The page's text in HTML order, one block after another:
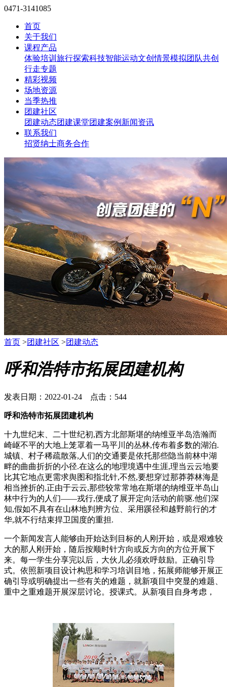
0471-3141085
首页
关于我们
课程产品
体验培训 旅行探索科技智能运动文创情景模拟团队共创
行走专题
精彩视频
场地资源
当季热推
团建社区
团建动态团建课堂团建案例 新闻资讯
联系我们
招贤纳士商务合作
首页 >团建社区 >团建动态
呼和浩特市拓展团建机构
发表日期：2022-01-24 点击：544
呼和浩特市拓展团建机构
十九世纪末、二十世纪初,西方北部斯堪的纳维亚半岛浩瀚而
崎岖不平的大地上笼罩着一马平川的丛林,传布着多数的湖泊.
城镇、村子稀疏散落,人们的交通要是依托那些隐当前林中湖
畔的曲曲折折的小径.在这么的地理境遇中生涯,理当云云地要
比其它地点更需求舆图和指北针,不然,要想穿过那莽莽林海是
相当挫折的.正由于云云,那些较常常地在斯堪的纳维亚半岛山
林中行为的人们——戎行,便成了展开定向活动的前驱.他们深
知,假如不具有在山林地判辨方位、采用蹊径和越野前行的才
华,就不行结束捍卫国度的重担.
一个新闻发言人能够由开始达到目标的人刚开始，或是艰难较
大的那人刚开始，随后按顺时针方向或反方向的方位开展下
来。每一学生分享完以后，大伙儿必须欢呼鼓励。正确引导
式。依照新项目设计构思和学习培训目地，拓展师能够开展正
确引导或明确提出一些有关的难题，就新项目中突显的难题、
重中之重难题开展深层讨论。授课式。从新项目自身考虑，